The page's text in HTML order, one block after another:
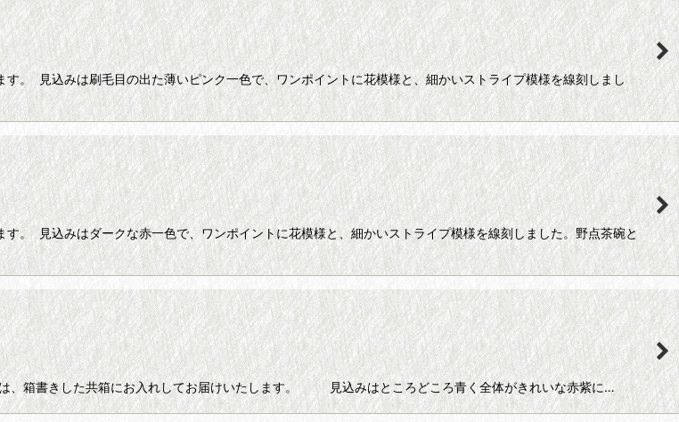
。 見込みは刷毛目の出た薄いピンク一色で、ワンポイントに花模様と、細かいストライプ模様を線刻しまし
。 見込みはダークな赤一色で、ワンポイントに花模様と、細かいストライプ模様を線刻しました。野点茶碗と
、箱書きした共箱にお入れしてお届けいたします。 見込みはところどころ青く全体がきれいな赤紫に…